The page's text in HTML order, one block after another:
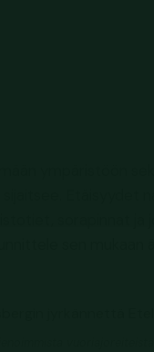
ympäristöön
sorapinnat
sen mukaan
vuoriajoreiteistä.